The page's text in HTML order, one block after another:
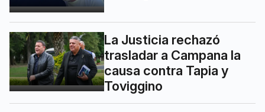
La Justicia rechazó
trasladar a Campana la
causa contra Tapia y
Toviggino